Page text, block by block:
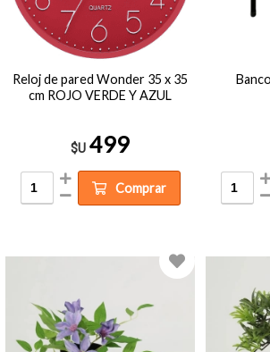
Reloj de pared Wonder 35 x 35
cm ROJO VERDE Y AZUL
$U 499
Comprar